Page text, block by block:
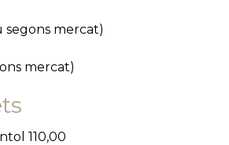
segons mercat)
mercat)
110,00